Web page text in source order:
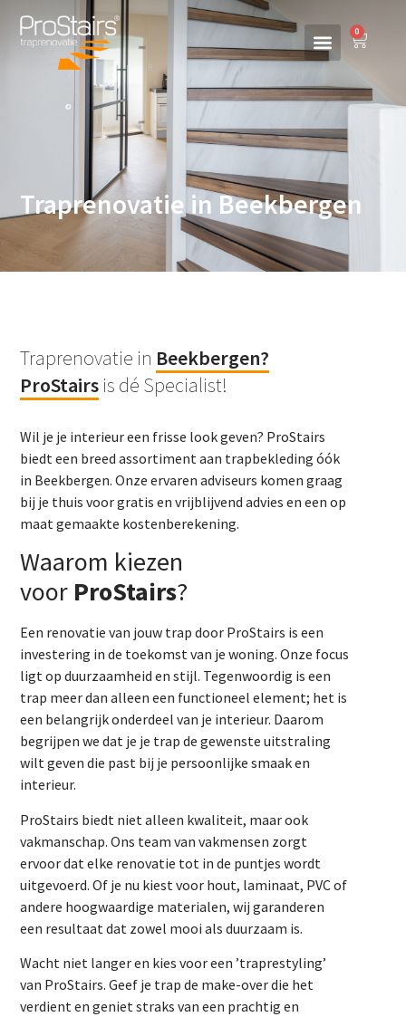
0
Traprenovatie in Beekbergen
Traprenovatie in Beekbergen?
ProStairs is dé Specialist!
Wil je je interieur een frisse look geven? ProStairs
biedt een breed assortiment aan trapbekleding óók
in Beekbergen. Onze ervaren adviseurs komen graag
bij je thuis voor gratis en vrijblijvend advies en een op
maat gemaakte kostenberekening.
Waarom kiezen
voor ProStairs?
Een renovatie van jouw trap door ProStairs is een
investering in de toekomst van je woning. Onze focus
ligt op duurzaamheid en stijl. Tegenwoordig is een
trap meer dan alleen een functioneel element; het is
een belangrijk onderdeel van je interieur. Daarom
begrijpen we dat je je trap de gewenste uitstraling
wilt geven die past bij je persoonlijke smaak en
interieur.
ProStairs biedt niet alleen kwaliteit, maar ook
vakmanschap. Ons team van vakmensen zorgt
ervoor dat elke renovatie tot in de puntjes wordt
uitgevoerd. Of je nu kiest voor hout, laminaat, PVC of
andere hoogwaardige materialen, wij garanderen
een resultaat dat zowel mooi als duurzaam is.
Wacht niet langer en kies voor een ’traprestyling’
van ProStairs. Geef je trap de make-over die het
verdient en geniet straks van een prachtig en